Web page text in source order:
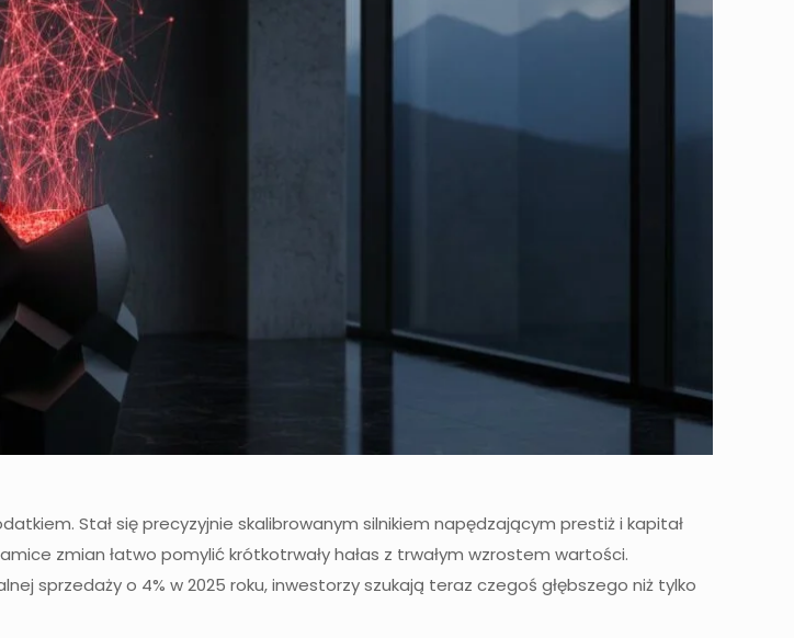
Stał się precyzyjnie skalibrowanym silnikiem napędzającym prestiż i kapitał
zmian łatwo pomylić krótkotrwały hałas z trwałym wzrostem wartości.
sprzedaży o 4% w 2025 roku, inwestorzy szukają teraz czegoś głębszego niż tylko